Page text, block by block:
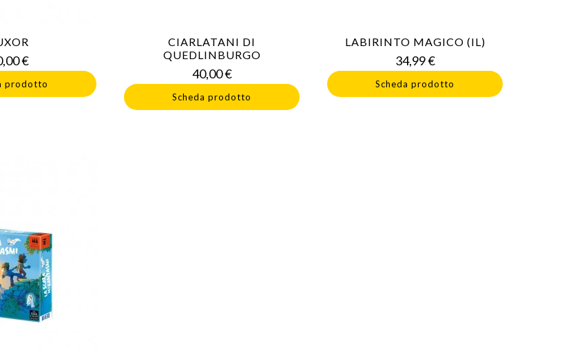
€Prezzo
prodotto
CIARLATANI DI
QUEDLINBURGO
40,00 €Prezzo
Scheda prodotto
LABIRINTO MAGICO (IL)
34,99 €Prezzo
Scheda prodotto